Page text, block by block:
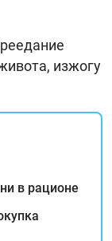
изжогу
в рационе